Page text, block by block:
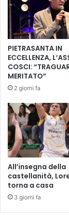
l
e
i
n
E
m
o
l
i
i
n
v
a
B
i
I
O
+
T
E
d
i
V
a
l
e
n
t
i
n
a
PIETRASANTA IN
ECCELLENZA,
COSCI:
MERITATO”
2 giorni fa
All’insegna della
castellanità,
torna a casa
3 giorni fa